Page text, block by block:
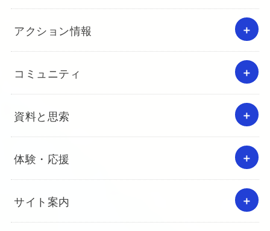
アクション情報
コミュニティ
資料と思索
体験・応援
サイト案内